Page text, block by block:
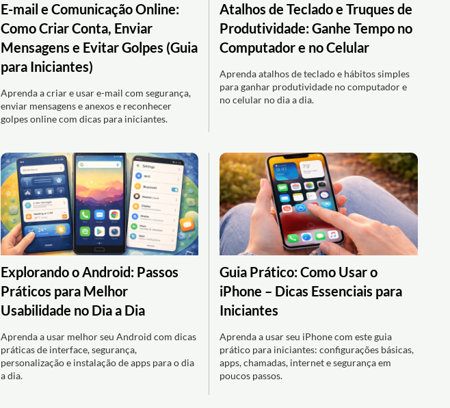
E-mail e Comunicação Online:
Como Criar Conta, Enviar
Mensagens e Evitar Golpes (Guia
para Iniciantes)
Aprenda a criar e usar e-mail com segurança,
enviar mensagens e anexos e reconhecer
golpes online com dicas para iniciantes.
Atalhos de Teclado e Truques de
Produtividade: Ganhe Tempo no
Computador e no Celular
Aprenda atalhos de teclado e hábitos simples
para ganhar produtividade no computador e
no celular no dia a dia.
Explorando o Android: Passos
Práticos para Melhor
Usabilidade no Dia a Dia
Aprenda a usar melhor seu Android com dicas
práticas de interface, segurança,
personalização e instalação de apps para o dia
a dia.
Guia Prático: Como Usar o
iPhone – Dicas Essenciais para
Iniciantes
Aprenda a usar seu iPhone com este guia
prático para iniciantes: configurações básicas,
apps, chamadas, internet e segurança em
poucos passos.